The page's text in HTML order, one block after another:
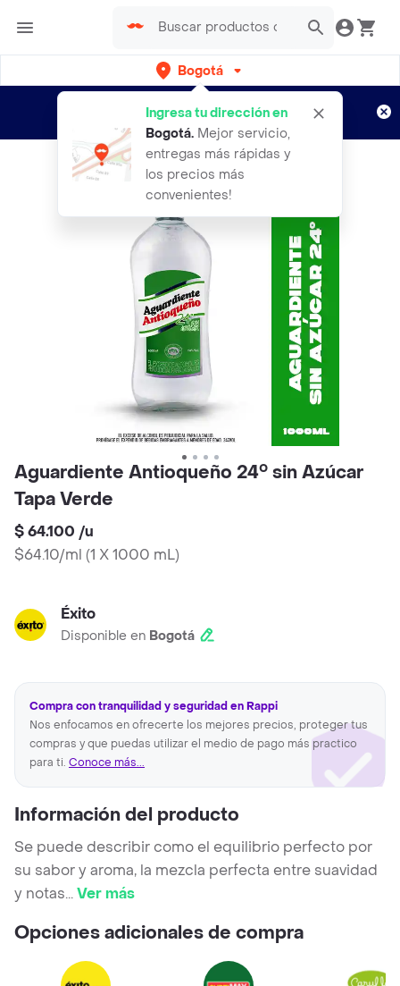
Bogotá
Ingresa tu dirección en
Bogotá. Mejor servicio,
entregas más rápidas y
los precios más
convenientes!
envíos gratis por semanas
Aplican TyC
Aguardiente Antioqueño 24° sin Azúcar
Tapa Verde
$ 64.100 /u
$64.10/ml (1 X 1000 mL)
Éxito
Disponible en Bogotá
Compra con tranquilidad y seguridad en Rappi
Nos enfocamos en ofrecerte los mejores precios, proteger tus
compras y que puedas utilizar el medio de pago más practico
para ti. Conoce más...
Información del producto
Se puede describir como el equilibrio perfecto por
su sabor y aroma, la mezcla perfecta entre suavidad
y notas...Ver más
Opciones adicionales de compra